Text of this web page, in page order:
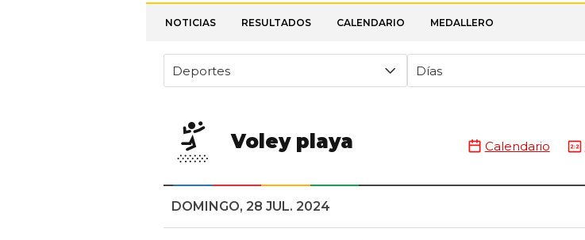
NOTICIAS RESULTADOS CALENDARIO MEDALLERO
Deportes Días
Voley playa Calendario
DOMINGO, 28 JUL. 2024